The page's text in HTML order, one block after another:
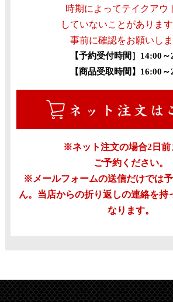
時期によってテイクアウ
していないことがあります
事前に確認をお願いしま
【予約受付時間］14:00～
【商品受取時間】16:00～
※ネット注文の場合2日前
ご予約ください。
※メールフォームの送信だけでは
ん。当店からの折り返しの連絡を持
なります。